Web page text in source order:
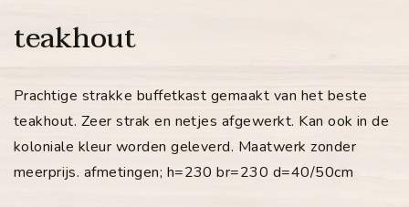
teakhout
Prachtige strakke buffetkast gemaakt van het beste
teakhout. Zeer strak en netjes afgewerkt. Kan ook in de
koloniale kleur worden geleverd. Maatwerk zonder
meerprijs. afmetingen; h=230 br=230 d=40/50cm